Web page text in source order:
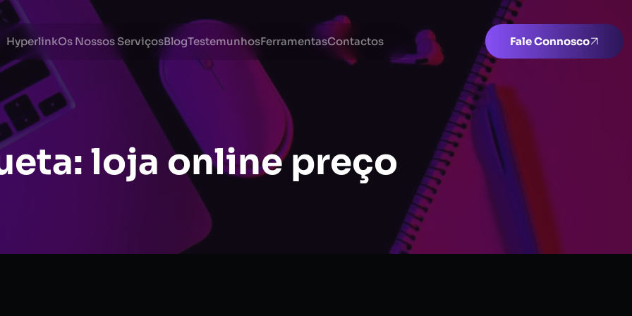
HyperlinkOs Nossos ServiçosBlogTestemunhosFerramentasContactos Fale Connosco
loja online preço